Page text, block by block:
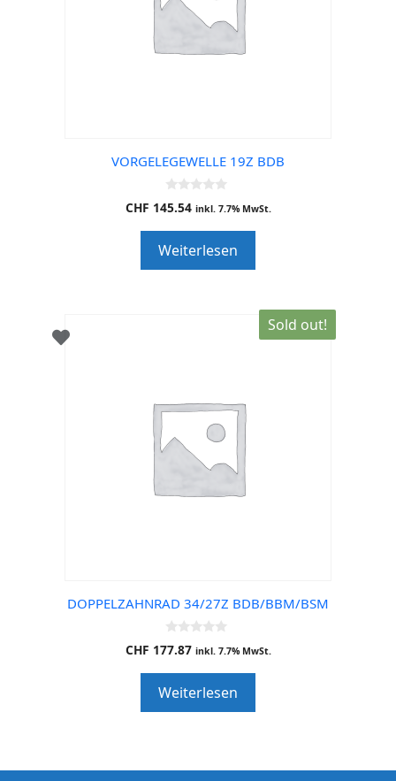
VORGELEGEWELLE 19Z BDB
0
o
o
f
5
CHF 145.54 inkl. 7.7% MwSt.
Weiterlesen
Sold out!
DOPPELZAHNRAD 34/27Z BDB/BBM/BSM
0
o
o
f
5
CHF 177.87 inkl. 7.7% MwSt.
Weiterlesen